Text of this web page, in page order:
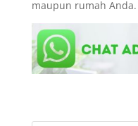
maupun rumah Anda.